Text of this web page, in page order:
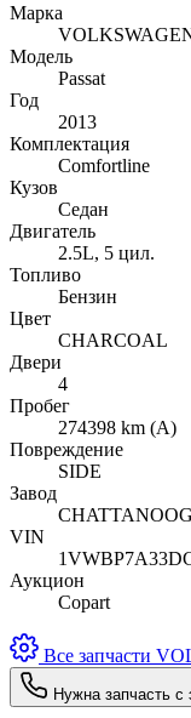
Марка
Модель
Passat
Год
2013
Комплектация
Comfortline
Кузов
Седан
Двигатель
2.5L, 5 цил.
Топливо
Бензин
Цвет
CHARCOAL
Двери
4
Пробег
274398 km (A)
Повреждение
SIDE
Завод
VIN
Аукцион
Copart
Все запчасти
Нужна запчасть с